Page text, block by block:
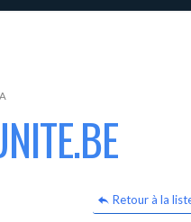
Retour à la